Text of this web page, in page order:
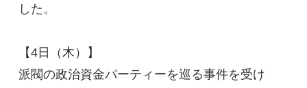
した。
【4日（木）】
派閥の政治資金パーティーを巡る事件を受け